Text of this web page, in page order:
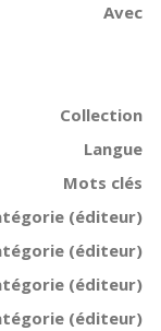
Avec
Collection
Langue
Mots clés
(éditeur)
(éditeur)
(éditeur)
(éditeur)